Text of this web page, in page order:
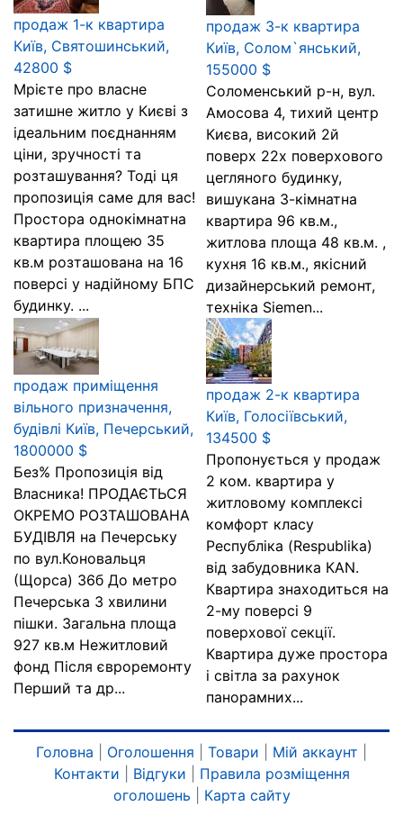
продаж 1-к квартира
Київ, Святошинський,
42800 $
Мрієте про власне
затишне житло у Києві з
ідеальним поєднанням
ціни, зручності та
розташування? Тоді ця
пропозиція саме для вас!
Простора однокімнатна
квартира площею 35
кв.м розташована на 16
поверсі у надійному БПС
будинку. ...
продаж 3-к квартира
Київ, Солом`янський,
155000 $
Соломенський р-н, вул.
Амосова 4, тихий центр
Києва, високий 2й
поверх 22х поверхового
цегляного будинку,
вишукана 3-кімнатна
квартира 96 кв.м.,
житлова площа 48 кв.м. ,
кухня 16 кв.м., якісний
дизайнерський ремонт,
техніка Siemen...
продаж приміщення
вільного призначення,
будівлі Київ, Печерський,
1800000 $
Без% Пропозиція від
Власника! ПРОДАЄТЬСЯ
ОКРЕМО РОЗТАШОВАНА
БУДІВЛЯ на Печерську
по вул.Коновальця
(Щорса) 36б До метро
Печерська 3 хвилини
пішки. Загальна площа
927 кв.м Нежитловий
фонд Після євроремонту
Перший та др...
продаж 2-к квартира
Київ, Голосіївський,
134500 $
Пропонується у продаж
2 ком. квартира у
житловому комплексі
комфорт класу
Республіка (Respublika)
від забудовника КАN.
Квартира знаходиться на
2-му поверсі 9
поверхової секції.
Квартира дуже простора
і світла за рахунок
панорамних...
Головна Оголошення Товари Мій аккаунт
Контакти
Відгуки
Правила розміщення
оголошень
Карта сайту